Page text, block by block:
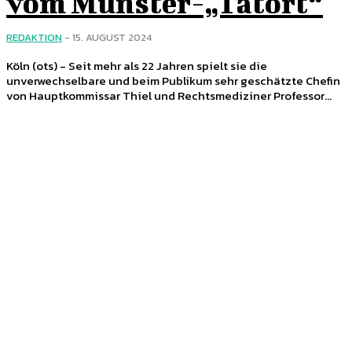
REDAKTION - 15. AUGUST 2024
Köln (ots) - Seit mehr als 22 Jahren spielt sie die
unverwechselbare und beim Publikum sehr geschätzte Chefin
von Hauptkommissar Thiel und Rechtsmediziner Professor...